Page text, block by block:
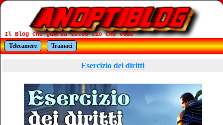
Il Blog che guarda tutto cio che vede
Telecamere
Tramaci
Esercizio dei diritti